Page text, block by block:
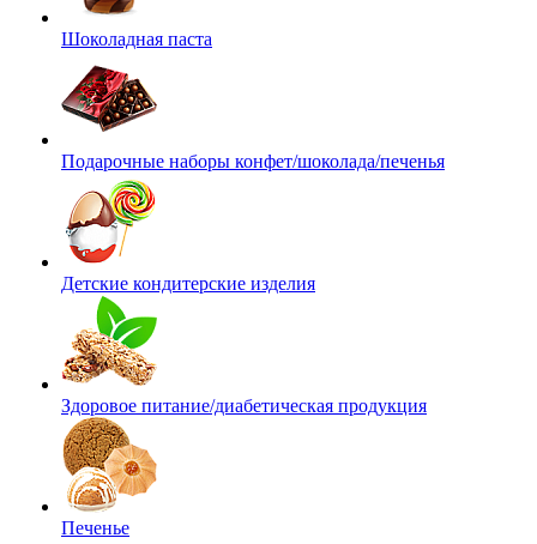
Шоколадная паста
Подарочные наборы конфет/шоколада/печенья
Детские кондитерские изделия
Здоровое питание/диабетическая продукция
Печенье